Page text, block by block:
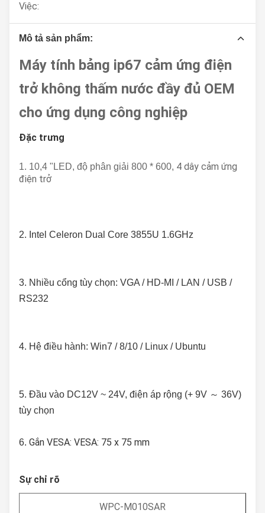
Việc:
Mô tả sản phẩm:
Máy tính bảng ip67 cảm ứng điện
trở không thấm nước đầy đủ OEM
cho ứng dụng công nghiệp
Đặc trưng
1. 10,4 "LED, độ phân giải 800 * 600, 4 dây cảm ứng
điện trở
2. Intel Celeron Dual Core 3855U 1.6GHz
3. Nhiều cổng tùy chọn: VGA / HD-MI / LAN / USB /
RS232
4. Hệ điều hành: Win7 / 8/10 / Linux / Ubuntu
5. Đầu vào DC12V ~ 24V, điện áp rộng (+ 9V ～ 36V)
tùy chọn
6. Gắn VESA: VESA: 75 x 75 mm
Sự chỉ rõ
WPC-M010SAR